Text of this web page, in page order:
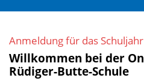
Anmeldung für das
Willkommen bei der
Rüdiger-Butte-Schule